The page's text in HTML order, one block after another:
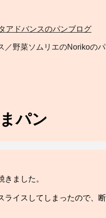
野菜ソムリエのNorikoの
パン
ました。
ライスしてしまったので、